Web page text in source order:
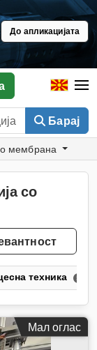
До апликацијата
Барај
мембрана
со
техника
Мал оглас